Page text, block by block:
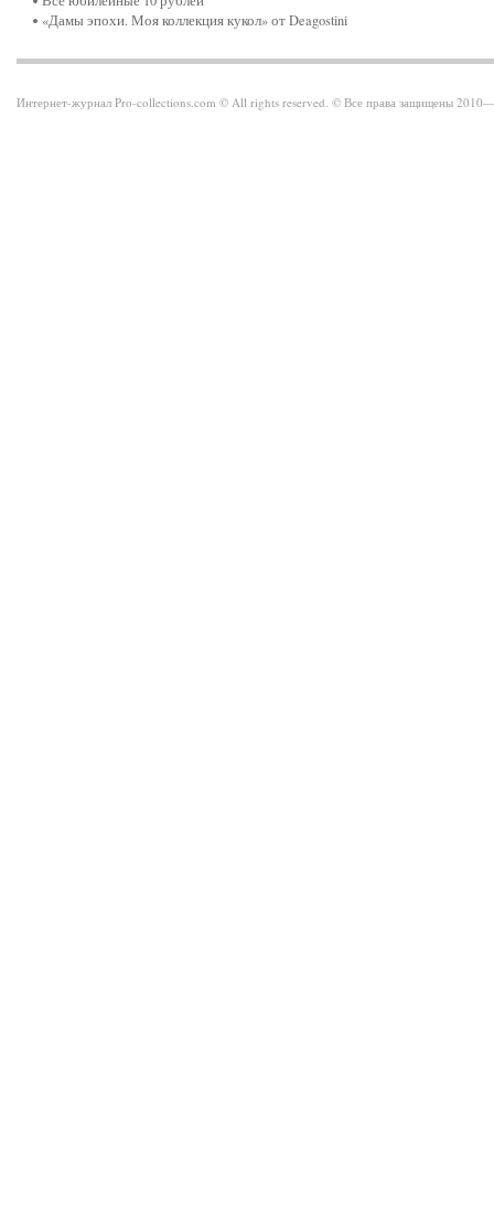
«Дамы эпохи. Моя коллекция кукол» от Deagostini
Интернет-журнал Pro-collections.com © All rights reserved. © Все права защищены